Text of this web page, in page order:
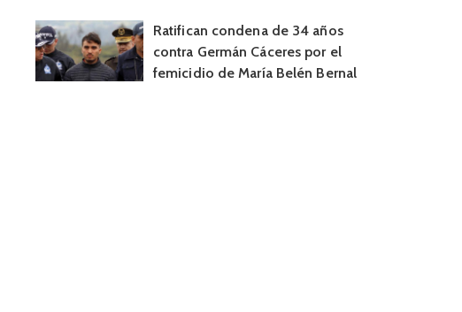
Ratifican condena de 34 años
contra Germán Cáceres por el
femicidio de María Belén Bernal